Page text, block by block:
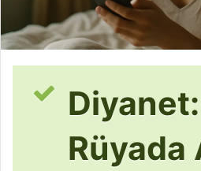
Diyanet:
Rüyada